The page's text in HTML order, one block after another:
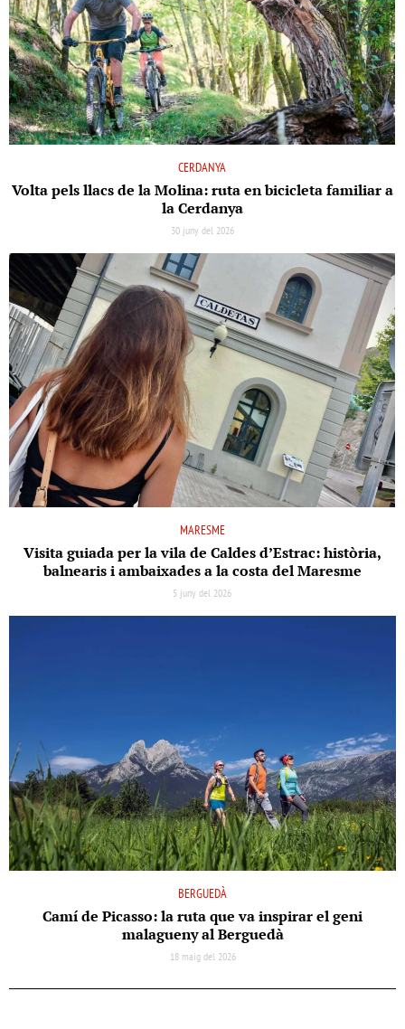
CERDANYA
Volta pels llacs de la Molina: ruta en bicicleta familiar a
la Cerdanya
30 juny del 2026
MARESME
Visita guiada per la vila de Caldes d’Estrac: història,
balnearis i ambaixades a la costa del Maresme
5 juny del 2026
BERGUEDÀ
Camí de Picasso: la ruta que va inspirar el geni
malagueny al Berguedà
18 maig del 2026